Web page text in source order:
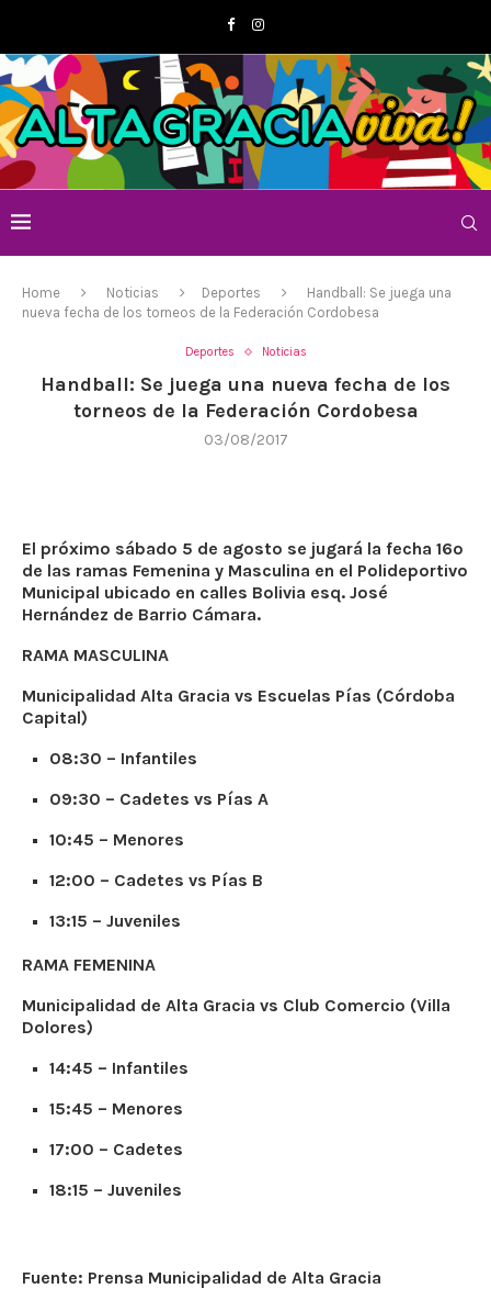
Home Noticias Deportes
Handball: Se juega una
nueva fecha de los torneos de la Federación Cordobesa
Deportes Noticias
Handball: Se juega una nueva fecha de los
torneos de la Federación Cordobesa
03/08/2017
El próximo sábado 5 de agosto se jugará la fecha 16º
de las ramas Femenina y Masculina en el Polideportivo
Municipal ubicado en calles Bolivia esq. José
Hernández de Barrio Cámara.
RAMA MASCULINA
Municipalidad Alta Gracia vs Escuelas Pías (Córdoba
Capital)
08:30 – Infantiles
09:30 – Cadetes vs Pías A
10:45 – Menores
12:00 – Cadetes vs Pías B
13:15 – Juveniles
RAMA FEMENINA
Municipalidad de Alta Gracia vs Club Comercio (Villa
Dolores)
14:45 – Infantiles
15:45 – Menores
17:00 – Cadetes
18:15 – Juveniles
Fuente: Prensa Municipalidad de Alta Gracia